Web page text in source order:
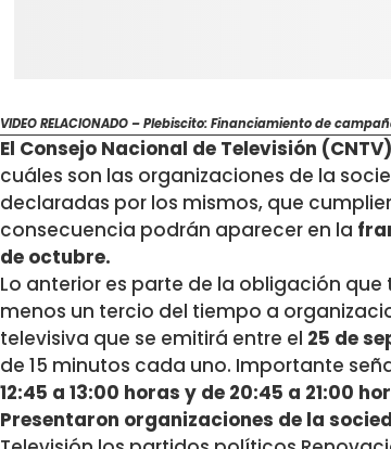
VIDEO RELACIONADO – Plebiscito: Financiamiento de
El Consejo Nacional de Televisión (CNTV)
cuáles son las organizaciones de la
declaradas por los mismos, que
consecuencia podrán aparecer en la
de octubre.
Lo anterior es parte de la obligación
menos un tercio del tiempo a
televisiva que se emitirá entre el 25 de
de 15 minutos cada uno. Importante
12:45 a 13:00 horas y de 20:45 a 21:00
Presentaron organizaciones de la